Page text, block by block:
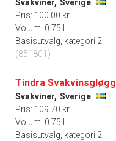
Svakviner, Sverige
Pris: 100.00 kr
Volum: 0.75 l
Basisutvalg, kategori 2
(851801)
Tindra Svakvinsgløgg
Svakviner, Sverige
Pris: 109.70 kr
Volum: 0.75 l
Basisutvalg, kategori 2